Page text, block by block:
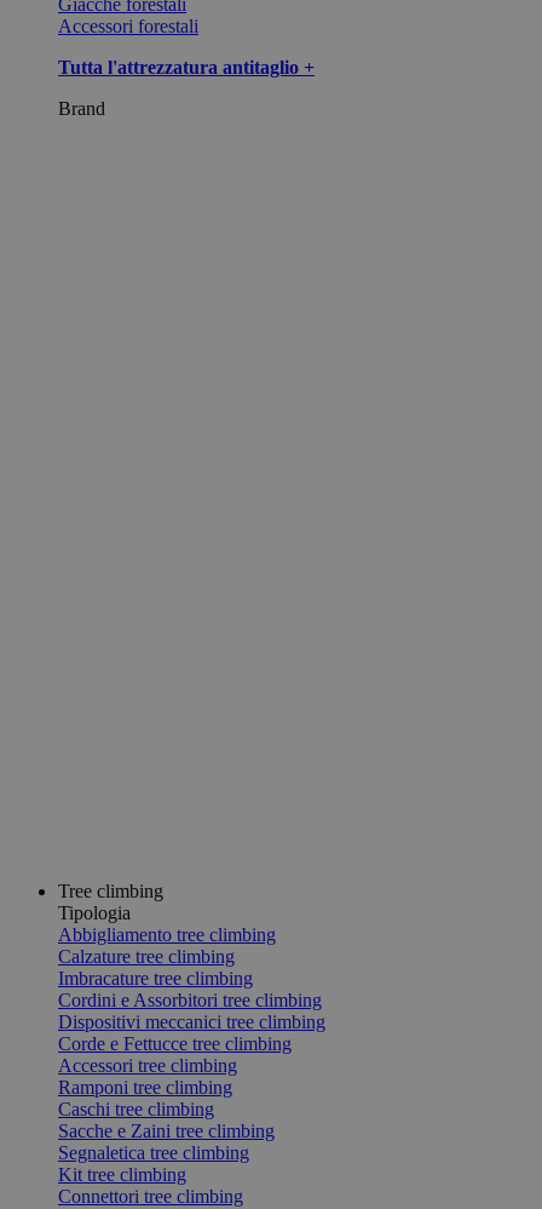
Giacche forestali
Accessori forestali
Tutta l'attrezzatura antitaglio +
Brand
Tree climbing
Tipologia
Abbigliamento tree climbing
Calzature tree climbing
Imbracature tree climbing
Cordini e Assorbitori tree climbing
Dispositivi meccanici tree climbing
Corde e Fettucce tree climbing
Accessori tree climbing
Ramponi tree climbing
Caschi tree climbing
Sacche e Zaini tree climbing
Segnaletica tree climbing
Kit tree climbing
Connettori tree climbing